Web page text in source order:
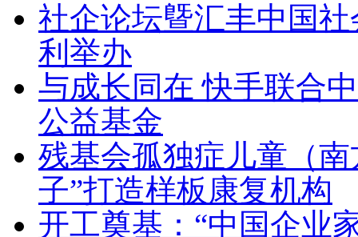
社企论坛曁汇丰中国
利举办
与成长同在 快手联合
公益基金
残基会孤独症儿童（
子”打造样板康复机构
开工奠基：“中国企